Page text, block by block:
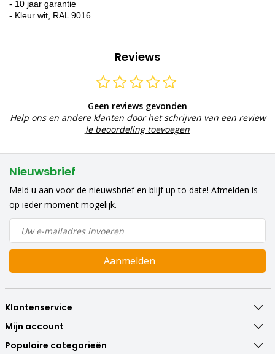
- 10 jaar garantie
- Kleur wit, RAL 9016
Reviews
Geen reviews gevonden
Help ons en andere klanten door het schrijven van een review
Je beoordeling toevoegen
Nieuwsbrief
Meld u aan voor de nieuwsbrief en blijf up to date! Afmelden is
op ieder moment mogelijk.
Aanmelden
Klantenservice
Mijn account
Populaire categorieën